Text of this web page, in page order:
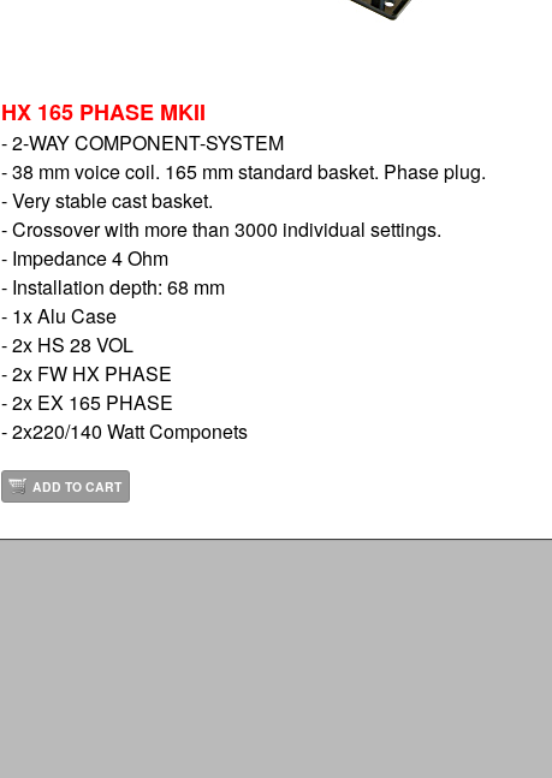
HX 165 PHASE MKII
- 2-WAY COMPONENT-SYSTEM
- 38 mm voice coil. 165 mm standard basket. Phase plug.
- Very stable cast basket.
- Crossover with more than 3000 individual settings.
- Impedance 4 Ohm
- Installation depth: 68 mm
- 1x Alu Case
- 2x HS 28 VOL
- 2x FW HX PHASE
- 2x EX 165 PHASE
- 2x220/140 Watt Componets
ADD TO CART